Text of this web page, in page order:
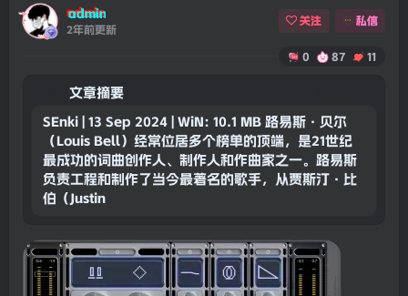
admin
2年前更新
关注 私信
0 87 11
文章摘要
SEnki | 13 Sep 2024 | WiN: 10.1 MB 路易斯·贝尔
（Louis Bell）经常位居多个榜单的顶端，是21世纪
最成功的词曲创作人、制作人和作曲家之一。路易斯
负责工程和制作了当今最著名的歌手，从贾斯汀·比
伯（Justin Bieber）和霍尔